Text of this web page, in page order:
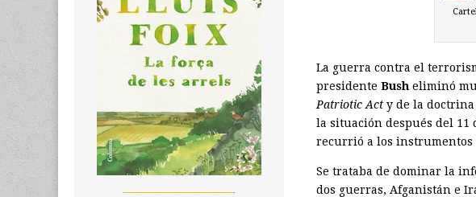
La guerra contra el
presidente Bush eliminó
Patriotic Act y de la
la situación después del 11
recurrió a los instrumentos
Se trataba de dominar la
dos guerras, Afganistán e